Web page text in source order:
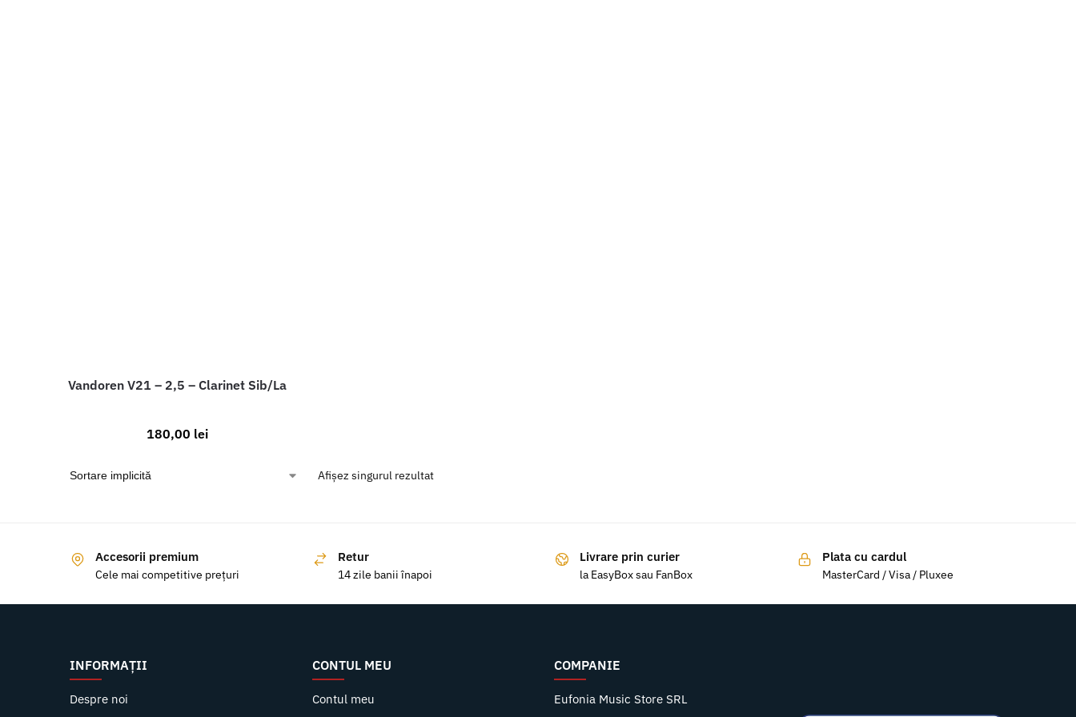
Vandoren V21 – 2,5 – Clarinet Sib/La
180,00 lei
Afișez singurul rezultat
Accesorii premium
Cele mai competitive prețuri
Retur
14 zile banii înapoi
Livrare prin curier
la EasyBox sau FanBox
Plata cu cardul
MasterCard / Visa / Pluxee
INFORMAȚII
Despre noi
CONTUL MEU
Contul meu
COMPANIE
Eufonia Music Store SRL